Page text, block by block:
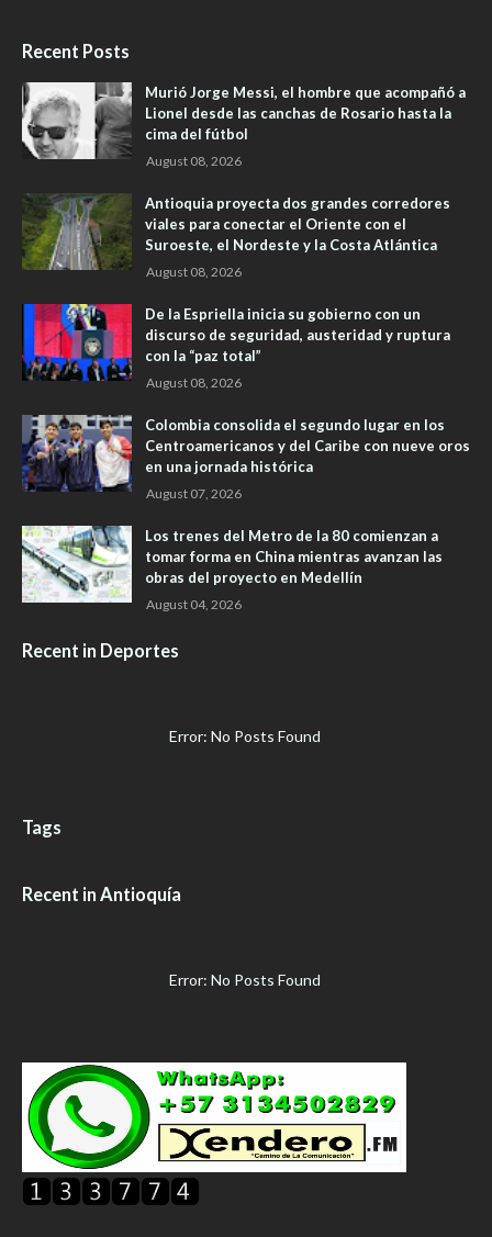
Recent Posts
Murió Jorge Messi, el hombre que acompañó a
Lionel desde las canchas de Rosario hasta la
cima del fútbol
August 08, 2026
Antioquia proyecta dos grandes corredores
viales para conectar el Oriente con el
Suroeste, el Nordeste y la Costa Atlántica
August 08, 2026
De la Espriella inicia su gobierno con un
discurso de seguridad, austeridad y ruptura
con la “paz total”
August 08, 2026
Colombia consolida el segundo lugar en los
Centroamericanos y del Caribe con nueve oros
en una jornada histórica
August 07, 2026
Los trenes del Metro de la 80 comienzan a
tomar forma en China mientras avanzan las
obras del proyecto en Medellín
August 04, 2026
Recent in Deportes
Error: No Posts Found
Tags
Recent in Antioquía
Error: No Posts Found